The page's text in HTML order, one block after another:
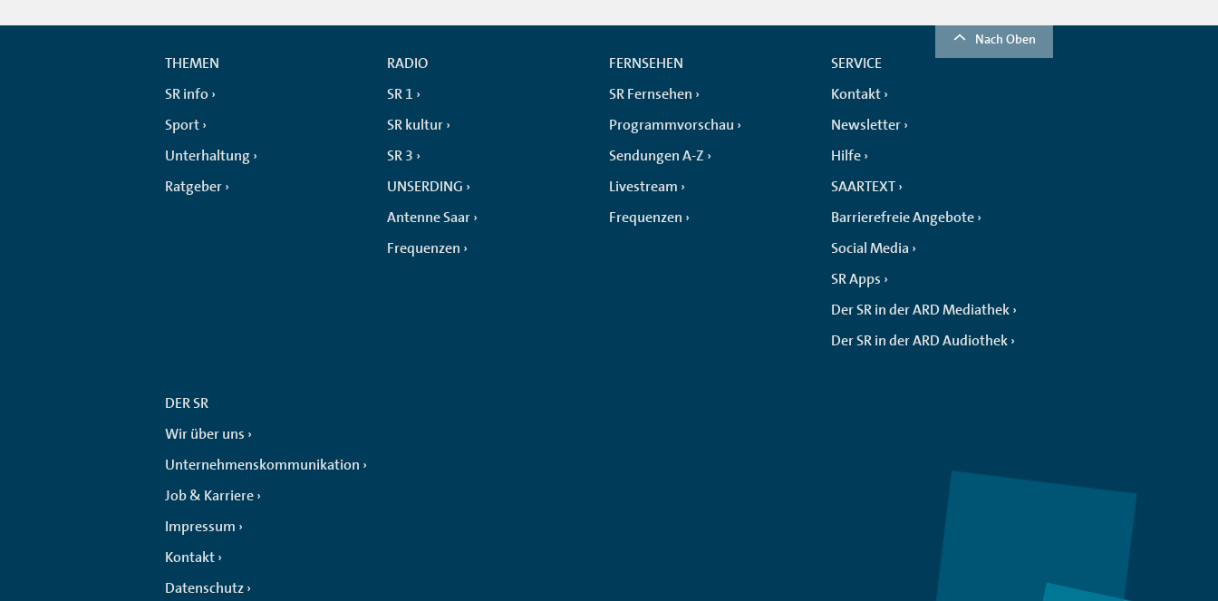
Nach Oben
THEMEN
SR info
Sport
Unterhaltung
Ratgeber
RADIO
SR 1
SR kultur
SR 3
UNSERDING
Antenne Saar
Frequenzen
FERNSEHEN
SR Fernsehen
Programmvorschau
Sendungen A-Z
Livestream
Frequenzen
SERVICE
Kontakt
Newsletter
Hilfe
SAARTEXT
Barrierefreie Angebote
Social Media
SR Apps
Der SR in der ARD Mediathek
Der SR in der ARD Audiothek
DER SR
Wir über uns
Unternehmenskommunikation
Job & Karriere
Impressum
Kontakt
Datenschutz